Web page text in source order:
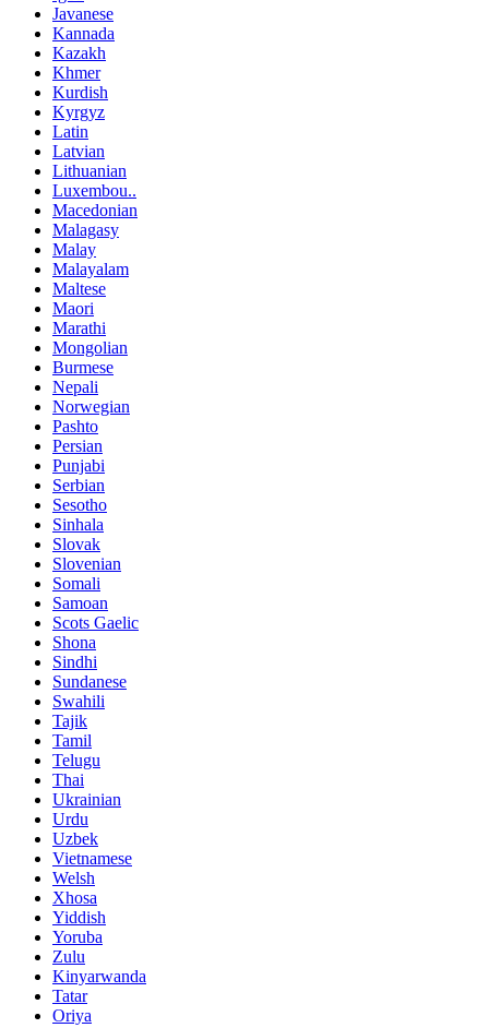
Javanese
Kannada
Kazakh
Khmer
Kurdish
Kyrgyz
Latin
Latvian
Lithuanian
Luxembou..
Macedonian
Malagasy
Malay
Malayalam
Maltese
Maori
Marathi
Mongolian
Burmese
Nepali
Norwegian
Pashto
Persian
Punjabi
Serbian
Sesotho
Sinhala
Slovak
Slovenian
Somali
Samoan
Scots Gaelic
Shona
Sindhi
Sundanese
Swahili
Tajik
Tamil
Telugu
Thai
Ukrainian
Urdu
Uzbek
Vietnamese
Welsh
Xhosa
Yiddish
Yoruba
Zulu
Kinyarwanda
Tatar
Oriya